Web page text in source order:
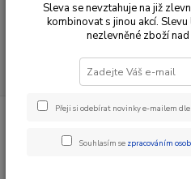
Elektrokola Horská elektrokola
Sleva se nevztahuje na již
kombinovat s jinou akcí.
nezlevněné zboží
Přeji si odebírat novinky e-mailem dle
Souhlasím se zpracováním